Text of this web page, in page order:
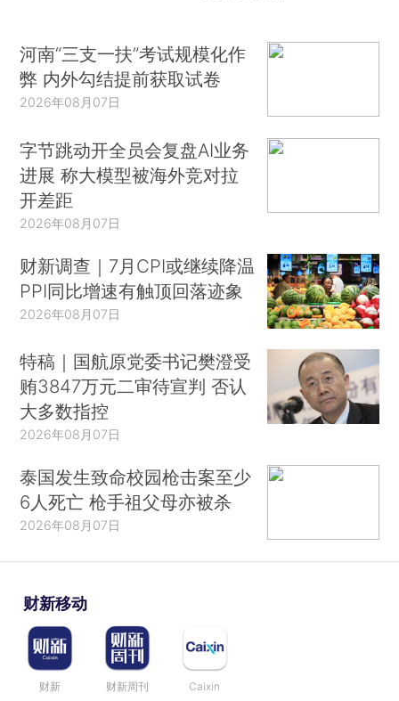
河南“三支一扶”考试规模化作
弊 内外勾结提前获取试卷
2026年08月07日
字节跳动开全员会复盘AI业务
进展 称大模型被海外竞对拉
开差距
2026年08月07日
财新调查｜7月CPI或继续降温
PPI同比增速有触顶回落迹象
2026年08月07日
特稿｜国航原党委书记樊澄受
贿3847万元二审待宣判 否认
大多数指控
2026年08月07日
泰国发生致命校园枪击案至少
6人死亡 枪手祖父母亦被杀
2026年08月07日
财新移动
财新 财新周刊 Caixin